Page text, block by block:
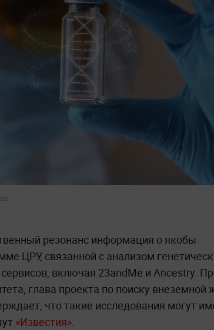
резонанс информация о якобы
ЦРУ, связанной с анализом
включая 23andMe и Ancestry.
глава проекта по поиску внеземной
что такие исследования могут
«Известия».